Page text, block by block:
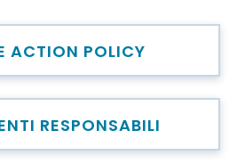
ACTION POLICY
RESPONSABILI